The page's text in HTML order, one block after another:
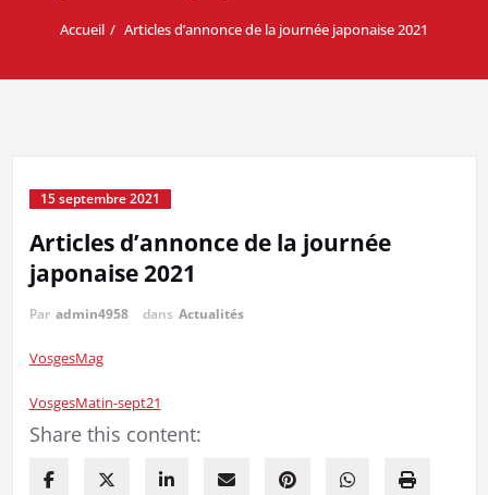
Accueil Articles d’annonce de la journée japonaise 2021
15 septembre 2021
Articles d’annonce de la journée
japonaise 2021
Par admin4958 dans Actualités
VosgesMag
VosgesMatin-sept21
Share this content: